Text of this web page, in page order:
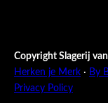
Copyright Slagerij
Herken je Merk · By
Privacy Policy